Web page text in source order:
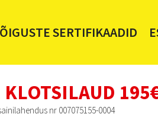
SERTIFIKAADID
nr 007075155-0004